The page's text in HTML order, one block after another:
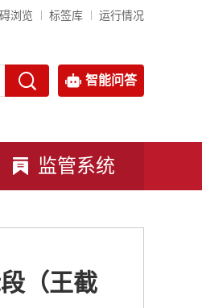
浏览 标签库 运行情况
智能问答
监管系统
（王截